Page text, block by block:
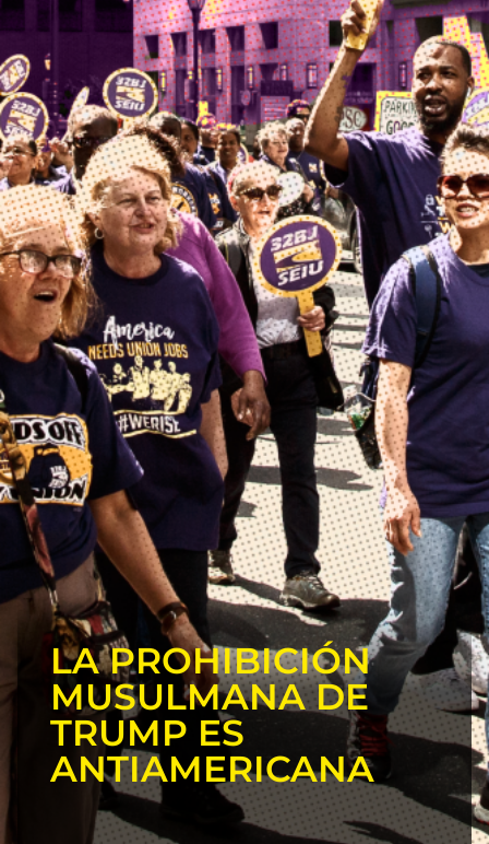
LA PROHIBICIÓN
MUSULMANA DE
TRUMP ES
ANTIAMERICANA